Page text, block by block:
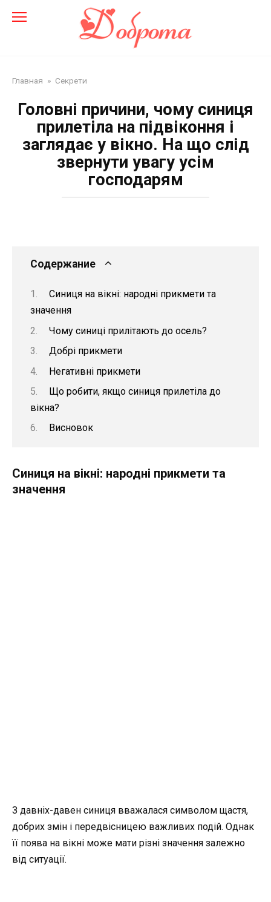
Главная » Секрети
Головні причини, чому синиця
прилетіла на підвіконня і
заглядає у вікно. На що слід
звернути увагу усім
господарям
Содержание
Синиця на вікні: народні прикмети та
значення
Чому синиці прилітають до осель?
Добрі прикмети
Негативні прикмети
Що робити, якщо синиця прилетіла до
вікна?
Висновок
Синиця на вікні: народні прикмети та
значення
З давніх-давен синиця вважалася символом щастя,
добрих змін і передвісницею важливих подій. Однак
її поява на вікні може мати різні значення залежно
від ситуації.